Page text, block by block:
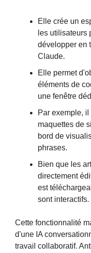
Elle crée un
les utilisateurs
développer en
Claude.
Elle permet
éléments de
une fenêtre
Par exemple,
maquettes de
bord de
phrases.
Bien que les
directement
est
sont interactifs.
Cette fonctionnalité
d'une IA
travail collaboratif.